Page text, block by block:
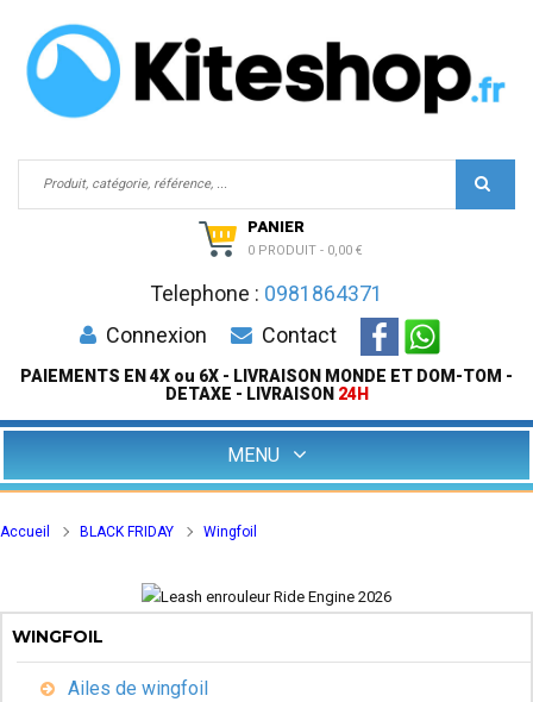
PANIER
0 PRODUIT - 0,00 €
Telephone : 0981864371
Connexion
Contact
PAIEMENTS EN 4X ou 6X - LIVRAISON MONDE ET DOM-TOM -
DETAXE - LIVRAISON 24H
MENU
Accueil BLACK FRIDAY Wingfoil
WINGFOIL
Ailes de wingfoil